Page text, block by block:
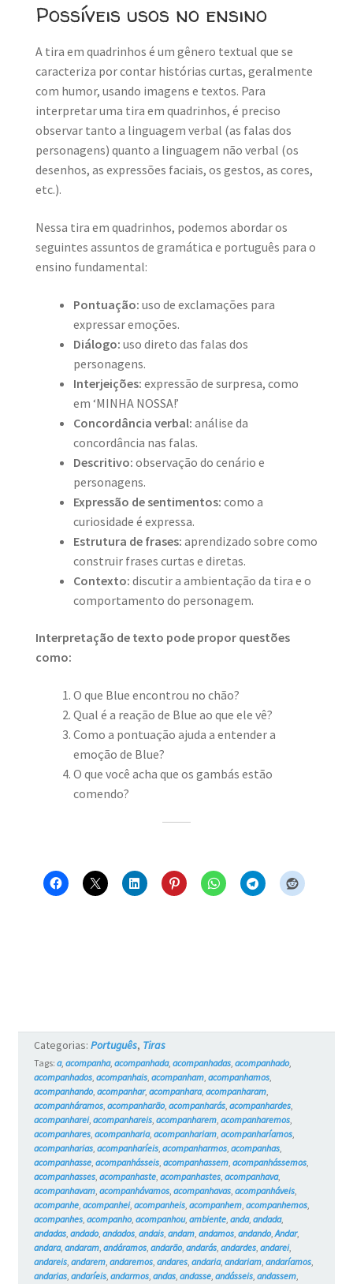
Possíveis usos no ensino
A tira em quadrinhos é um gênero textual que se
caracteriza por contar histórias curtas, geralmente
com humor, usando imagens e textos. Para
interpretar uma tira em quadrinhos, é preciso
observar tanto a linguagem verbal (as falas dos
personagens) quanto a linguagem não verbal (os
desenhos, as expressões faciais, os gestos, as cores,
etc.).
Nessa tira em quadrinhos, podemos abordar os
seguintes assuntos de gramática e português para o
ensino fundamental:
Pontuação: uso de exclamações para
expressar emoções.
Diálogo: uso direto das falas dos
personagens.
Interjeições: expressão de surpresa, como
em ‘MINHA NOSSA!’
Concordância verbal: análise da
concordância nas falas.
Descritivo: observação do cenário e
personagens.
Expressão de sentimentos: como a
curiosidade é expressa.
Estrutura de frases: aprendizado sobre como
construir frases curtas e diretas.
Contexto: discutir a ambientação da tira e o
comportamento do personagem.
Interpretação de texto pode propor questões
como:
O que Blue encontrou no chão?
Qual é a reação de Blue ao que ele vê?
Como a pontuação ajuda a entender a
emoção de Blue?
O que você acha que os gambás estão
comendo?
Categorias: Português, Tiras
Tags: a, acompanha, acompanhada, acompanhadas, acompanhado,
acompanhados, acompanhais, acompanham, acompanhamos,
acompanhando, acompanhar, acompanhara, acompanharam,
acompanháramos, acompanharão, acompanharás, acompanhardes,
acompanharei, acompanhareis, acompanharem, acompanharemos,
acompanhares, acompanharia, acompanhariam, acompanharíamos,
acompanharias, acompanharíeis, acompanharmos, acompanhas,
acompanhasse, acompanhásseis, acompanhassem, acompanhássemos,
acompanhasses, acompanhaste, acompanhastes, acompanhava,
acompanhavam, acompanhávamos, acompanhavas, acompanháveis,
acompanhe, acompanhei, acompanheis, acompanhem, acompanhemos,
acompanhes, acompanho, acompanhou, ambiente, anda, andada,
andadas, andado, andados, andais, andam, andamos, andando, Andar,
andara, andaram, andáramos, andarão, andarás, andardes, andarei,
andareis, andarem, andaremos, andares, andaria, andariam, andaríamos,
andarias, andaríeis, andarmos, andas, andasse, andásseis, andassem,